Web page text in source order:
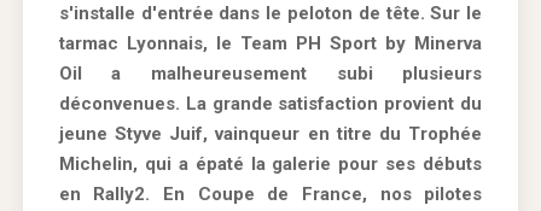
s'installe d'entrée dans le peloton de tête. Sur le
tarmac Lyonnais, le Team PH Sport by Minerva
Oil a malheureusement subi plusieurs
déconvenues. La grande satisfaction provient du
jeune Styve Juif, vainqueur en titre du Trophée
Michelin, qui a épaté la galerie pour ses débuts
en Rally2. En Coupe de France, nos pilotes